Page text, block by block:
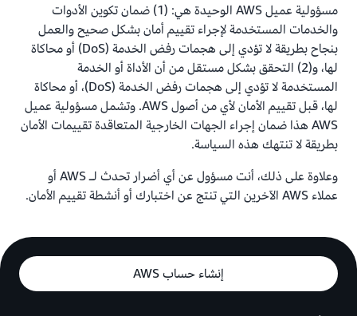
مسؤولية عميل AWS الوحيدة هي: (1) ضمان تكوين الأدوات
والخدمات المستخدمة لإجراء تقييم أمان بشكل صحيح والعمل
بنجاح بطريقة لا تؤدي إلى هجمات رفض الخدمة (DoS) أو محاكاة
لها، و(2) التحقق بشكل مستقل من أن الأداة أو الخدمة
المستخدمة لا تؤدي إلى هجمات رفض الخدمة (DoS)، أو محاكاة
لها، قبل تقييم الأمان لأي من أصول AWS. وتشمل مسؤولية عميل
AWS هذا ضمان إجراء الجهات الخارجية المتعاقدة تقييمات الأمان
بطريقة لا تنتهك هذه السياسة.
وعلاوة على ذلك، أنت مسؤول عن أي أضرار تحدث لـ AWS أو
عملاء AWS الآخرين التي تنتج عن اختبارك أو أنشطة تقييم الأمان.
إنشاء حساب AWS